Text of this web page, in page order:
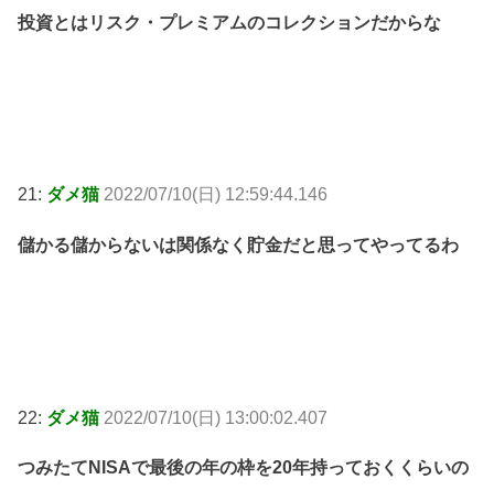
投資とはリスク・プレミアムのコレクションだからな
21: ダメ猫 2022/07/10(日) 12:59:44.146
儲かる儲からないは関係なく貯金だと思ってやってるわ
22: ダメ猫 2022/07/10(日) 13:00:02.407
つみたてNISAで最後の年の枠を20年持っておくくらいの